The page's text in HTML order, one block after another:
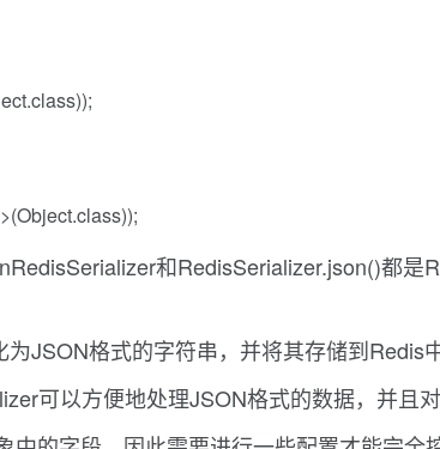
和RedisSerializer.json()都是
JSON格式的字符串，并将其存储到Redis
可以方便地处理JSON格式的数据，并且